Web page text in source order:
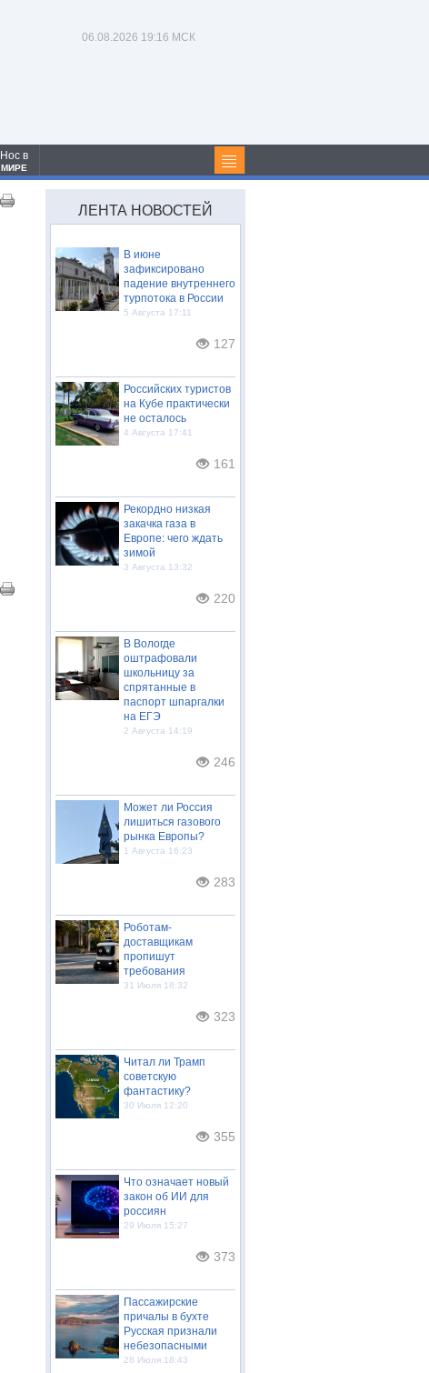
06.08.2026 19:16 МСК
Нос в
МИРЕ
ЛЕНТА НОВОСТЕЙ
В июне
зафиксировано
падение внутреннего
турпотока в России
5 Августа 17:11
127
Российских туристов
на Кубе практически
не осталось
4 Августа 17:41
161
Рекордно низкая
закачка газа в
Европе: чего ждать
зимой
3 Августа 13:32
220
В Вологде
оштрафовали
школьницу за
спрятанные в
паспорт шпаргалки
на ЕГЭ
2 Августа 14:19
246
Может ли Россия
лишиться газового
рынка Европы?
1 Августа 16:23
283
Роботам-
доставщикам
пропишут
требования
31 Июля 18:32
323
Читал ли Трамп
советскую
фантастику?
30 Июля 12:20
355
Что означает новый
закон об ИИ для
россиян
29 Июля 15:27
373
Пассажирские
причалы в бухте
Русская признали
небезопасными
28 Июля 18:43